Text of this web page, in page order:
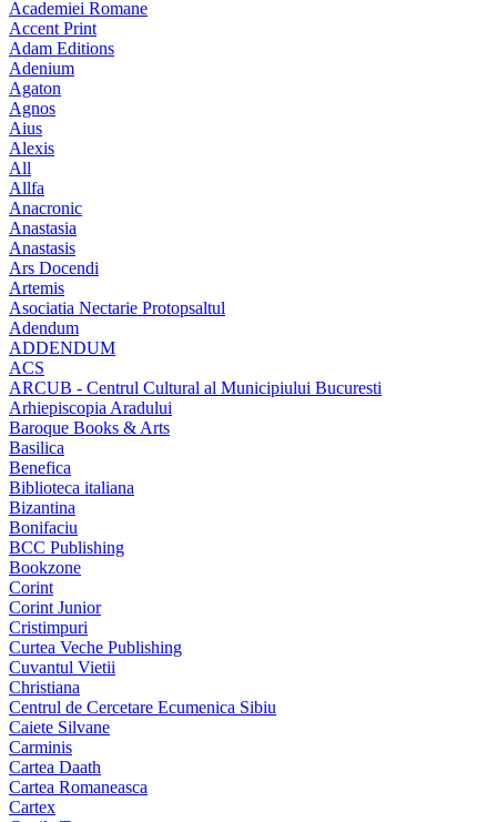
Academiei Romane
Accent Print
Adam Editions
Adenium
Agaton
Agnos
Aius
Alexis
All
Allfa
Anacronic
Anastasia
Anastasis
Ars Docendi
Artemis
Asociatia Nectarie Protopsaltul
Adendum
ADDENDUM
ACS
ARCUB - Centrul Cultural al Municipiului Bucuresti
Arhiepiscopia Aradului
Baroque Books & Arts
Basilica
Benefica
Biblioteca italiana
Bizantina
Bonifaciu
BCC Publishing
Bookzone
Corint
Corint Junior
Cristimpuri
Curtea Veche Publishing
Cuvantul Vietii
Christiana
Centrul de Cercetare Ecumenica Sibiu
Caiete Silvane
Carminis
Cartea Daath
Cartea Romaneasca
Cartex